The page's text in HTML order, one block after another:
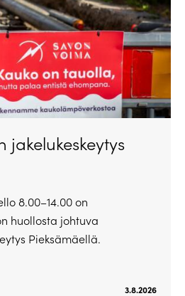
jakelukeskeytys
8.00–14.00 on
huollosta johtuva
Pieksämäellä.
3.8.2026